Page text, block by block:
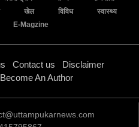
खेल विविध
स्वास्थ्य
E-Magzine
Contact us
Disclaimer
Become An Author